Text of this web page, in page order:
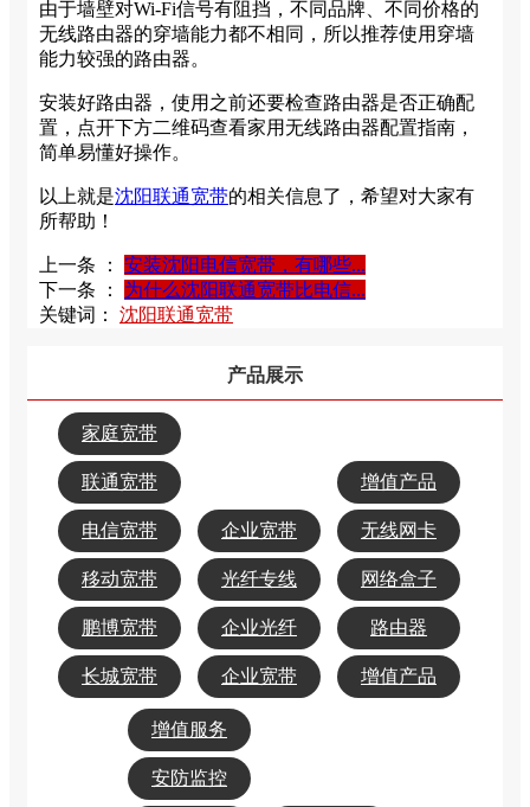
由于墙壁对Wi-Fi信号有阻挡，不同品牌、不同价格的
无线路由器的穿墙能力都不相同，所以推荐使用穿墙
能力较强的路由器。
安装好路由器，使用之前还要检查路由器是否正确配
置，点开下方二维码查看家用无线路由器配置指南，
简单易懂好操作。
以上就是沈阳联通宽带的相关信息了，希望对大家有
所帮助！
上一条 ：
安装沈阳电信宽带，有哪些...
下一条 ：
为什么沈阳联通宽带比电信...
关键词： 沈阳联通宽带
产品展示
家庭宽带
联通宽带
电信宽带
移动宽带
鹏博宽带
长城宽带
企业宽带
光纤专线
企业光纤
企业宽带
增值产品
无线网卡
网络盒子
路由器
增值产品
增值服务
安防监控